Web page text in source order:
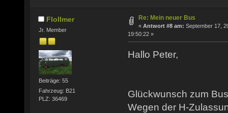
Flollmer
Jr. Member
Beiträge: 55
Fahrzeug: B21
PLZ: 36469
Re: Mein neuer Bus
« Antwort #8 am: September 17,
19:50:22 »
Hallo Peter,
Glückwunsch zum
Wegen der H-